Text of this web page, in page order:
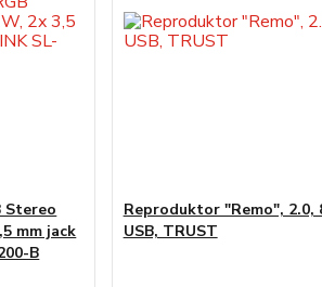
Stereo
mm jack
B
Reproduktor "Remo", 2.0,
USB, TRUST